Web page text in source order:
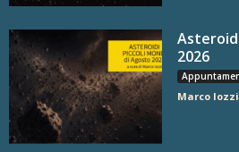
2026
Marco Iozzi